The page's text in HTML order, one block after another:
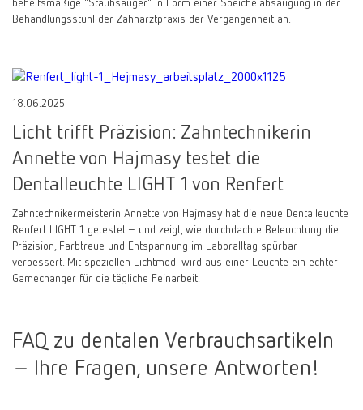
behelfsmäßige "Staubsauger" in Form einer Speichelabsaugung in der
Behandlungsstuhl der Zahnarztpraxis der Vergangenheit an.
18.06.2025
Licht trifft Präzision: Zahntechnikerin
Annette von Hajmasy testet die
Dentalleuchte LIGHT 1 von Renfert
Zahntechnikermeisterin Annette von Hajmasy hat die neue Dentalleuchte
Renfert LIGHT 1 getestet – und zeigt, wie durchdachte Beleuchtung die
Präzision, Farbtreue und Entspannung im Laboralltag spürbar
verbessert. Mit speziellen Lichtmodi wird aus einer Leuchte ein echter
Gamechanger für die tägliche Feinarbeit.
FAQ zu dentalen Verbrauchsartikeln
– Ihre Fragen, unsere Antworten!